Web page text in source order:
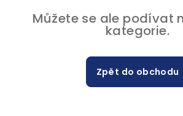
Můžete se ale podívat
kategorie.
Zpět do obchodu